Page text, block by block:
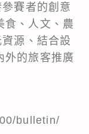
賽者的創意
食、人文、農
源、結合設
外的旅客推廣
bulletin/